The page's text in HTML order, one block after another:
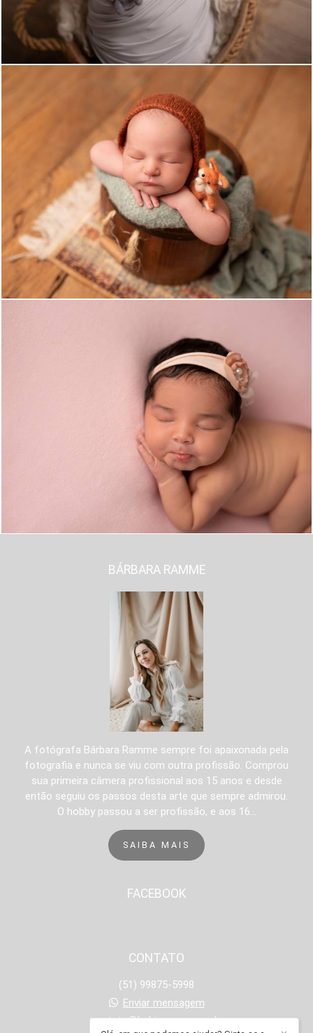
910
1117 9
BÁRBARA RAMME
A fotógrafa Bárbara Ramme sempre foi apaixonada pela
fotografia e nunca se viu com outra profissão. Comprou
sua primeira câmera profissional aos 15 anos e desde
então seguiu os passos desta arte que sempre admirou.
O hobby passou a ser profissão, e aos 16...
SAIBA MAIS
FACEBOOK
CONTATO
(51) 99875-5998
Enviar mensagem
contato@babiramme.com.br